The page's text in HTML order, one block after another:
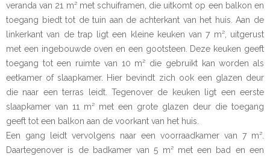
veranda van 21 m² met schuiframen, die uitkomt op een balkon en
toegang biedt tot de tuin aan de achterkant van het huis. Aan de
linkerkant van de trap ligt een kleine keuken van 7 m², uitgerust
met een ingebouwde oven en een gootsteen. Deze keuken geeft
toegang tot een ruimte van 10 m² die gebruikt kan worden als
eetkamer of slaapkamer. Hier bevindt zich ook een glazen deur
die naar een terras leidt. Tegenover de keuken ligt een eerste
slaapkamer van 11 m² met een grote glazen deur die toegang
geeft tot een balkon aan de voorkant van het huis.
Een gang leidt vervolgens naar een voorraadkamer van 7 m².
Daartegenover is de badkamer van 5 m² met een bad en een